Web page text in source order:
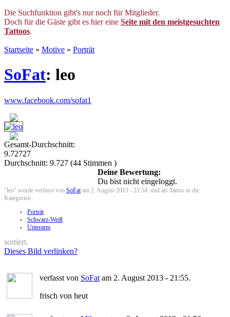
Die Suchfunktion gibt's nur noch für Mitglieder.
Doch für die Gäste gibt es hier eine Seite mit den meistgesuchten
Tattoos.
Startseite » Motive » Porträt
SoFat: leo
www.facebook.com/sofat1
Gesamt-Durchschnitt:
9.72727
Durchschnitt: 9.727 (44 Stimmen )
Deine Bewertung:
Du bist nicht eingeloggt.
"leo" wurde verfasst von SoFatam 2. August 2013 - 21:54. und als Tattoo in die
Kategorien
Porträt
Schwarz-Weiß
Unterarm
sortiert.
Dieses Bild verlinken?
verfasst von SoFat am 2. August 2013 - 21:55.
frisch von heut